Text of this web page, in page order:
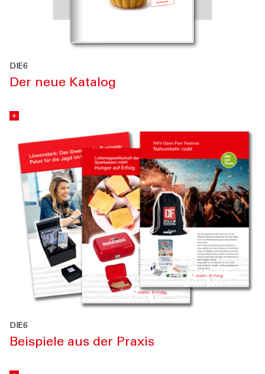
DIE6
Der neue Katalog
DIE6
Beispiele aus der Praxis